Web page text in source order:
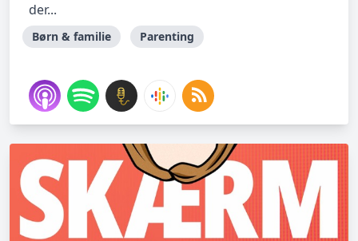
der...
Børn & familie Parenting